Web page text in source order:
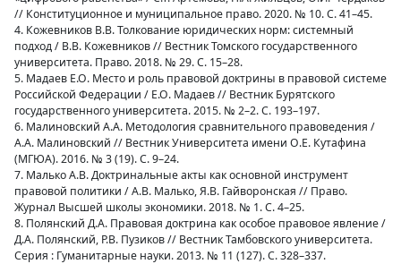
// Конституционное и муниципальное право. 2020. № 10. С. 41–45.
4. Кожевников В.В. Толкование юридических норм: системный
подход / В.В. Кожевников // Вестник Томского государственного
университета. Право. 2018. № 29. С. 15–28.
5. Мадаев Е.О. Место и роль правовой доктрины в правовой системе
Российской Федерации / Е.О. Мадаев // Вестник Бурятского
государственного университета. 2015. № 2–2. С. 193–197.
6. Малиновский А.А. Методология сравнительного правоведения /
А.А. Малиновский // Вестник Университета имени О.Е. Кутафина
(МГЮА). 2016. № 3 (19). С. 9–24.
7. Малько А.В. Доктринальные акты как основной инструмент
правовой политики / А.В. Малько, Я.В. Гайворонская // Право.
Журнал Высшей школы экономики. 2018. № 1. С. 4–25.
8. Полянский Д.А. Правовая доктрина как особое правовое явление /
Д.А. Полянский, Р.В. Пузиков // Вестник Тамбовского университета.
Серия : Гуманитарные науки. 2013. № 11 (127). С. 328–337.